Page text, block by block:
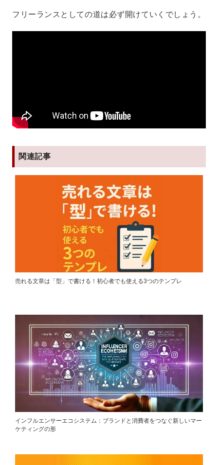
フリーランスとしての道は必ず開けていくでしょう。
関連記事
売れる文章は「型」で書ける！初心者でも使える3つのテンプレ
インフルエンサーエコシステム：ブランドと消費者をつなぐ新しいマー
ケティングの形